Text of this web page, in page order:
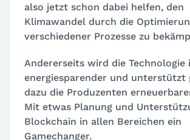
also jetzt schon dabei helfen, den
Klimawandel durch die
verschiedener Prozesse zu
Andererseits wird die Technologie
energiesparender und unterstützt
dazu die Produzenten
Mit etwas Planung und
Blockchain in allen Bereichen ein
Gamechanger.